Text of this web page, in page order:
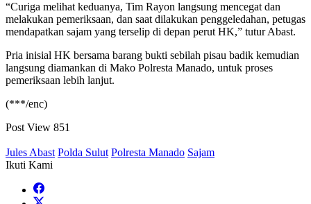
“Curiga melihat keduanya, Tim Rayon langsung mencegat dan
melakukan pemeriksaan, dan saat dilakukan penggeledahan, petugas
mendapatkan sajam yang terselip di depan perut HK,” tutur Abast.
Pria inisial HK bersama barang bukti sebilah pisau badik kemudian
langsung diamankan di Mako Polresta Manado, untuk proses
pemeriksaan lebih lanjut.
(***/enc)
Post View 851
Jules Abast Polda Sulut Polresta Manado Sajam
Ikuti Kami